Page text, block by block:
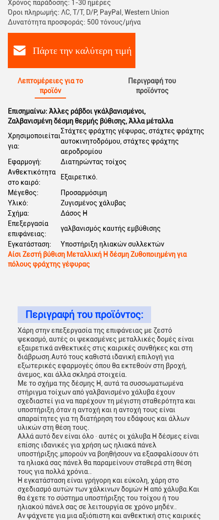
Χρόνος παράδοσης: 1-30 ημέρες
Όροι πληρωμής: ΛC, T/T, D/P, PayPal, Western Union
Δυνατότητα προσφοράς: 500 τόνους/μήνα
Πάρτε την καλύτερη τιμή
Λεπτομέρειες για το
προϊόν
Περιγραφή του
προϊόντος
Επισημαίνω: Άλλες ράβδοι γκάλβανισμένοι,
Ζαλβανισμένη δέσμη θερμής βύθισης,Άλλα μέταλλα
Χρησιμοποιείται
για:
Στάχτες φράχτης γέφυρας, στάχτες φράχτης
αυτοκινητοδρόμου, στάχτες φράχτης
αεροδρομίου
Εφαρμογή:
Διατηρώντας τοίχος
Ανθεκτικότητα
στο καιρό:
Εξαιρετικό.
Μέγεθος:
Προσαρμόσιμη
Υλικό:
Ζυγισμένος χάλυβας
Σχήμα:
Δάσος H
Επεξεργασία
επιφάνειας:
γαλβανισμός καυτής εμβύθισης
Εγκατάσταση:
Υποστήριξη ηλιακών συλλεκτών
Αίσι Ζεστή βύθιση Μεταλλική H δέσμη Ζυθοποιημένη για
πόλους φράχτης γέφυρας
Περιγραφή του προϊόντος:
Χάρη στην επεξεργασία της επιφάνειας με ζεστό
ψεκασμό, αυτές οι ψεκασμένες μεταλλικές δομές είναι
εξαιρετικά ανθεκτικές στις καιρικές συνθήκες και στη
διάβρωση.Αυτό τους καθιστά ιδανική επιλογή για
εξωτερικές εφαρμογές όπου θα εκτεθούν στη βροχή,
άνεμος, και άλλα σκληρά στοιχεία.
Με το σχήμα της δέσμης H, αυτά τα συσσωματωμένα
στήριγμα τοίχων από γαλβανισμένο χάλυβα έχουν
σχεδιαστεί για να παρέχουν τη μέγιστη σταθερότητα και
υποστήριξη.όταν η αντοχή και η αντοχή τους είναι
απαραίτητες για τη διατήρηση του εδάφους και άλλων
υλικών στη θέση τους.
Αλλά αυτό δεν είναι όλο ∙ αυτές οι χάλυβα H δέσμες είναι
επίσης ιδανικές για χρήση ως ηλιακά πάνελ
υποστήριξης.μπορούν να βοηθήσουν να εξασφαλίσουν ότι
τα ηλιακά σας πάνελ θα παραμείνουν σταθερά στη θέση
τους για πολλά χρόνια..
Η εγκατάσταση είναι γρήγορη και εύκολη, χάρη στο
σχεδιασμό αυτών των χάλκινων δομών H από χάλυβα.Και
θα έχετε το σύστημα υποστήριξης του τοίχου ή του
ηλιακού πάνελ σας σε λειτουργία σε χρόνο μηδέν..
Αν ψάχνετε για μια αξιόπιστη και ανθεκτική στις καιρικές